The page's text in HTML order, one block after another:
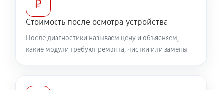
₽
Стоимость после осмотра устройства
После диагностики называем цену и объясняем,
какие модули требуют ремонта, чистки или замены